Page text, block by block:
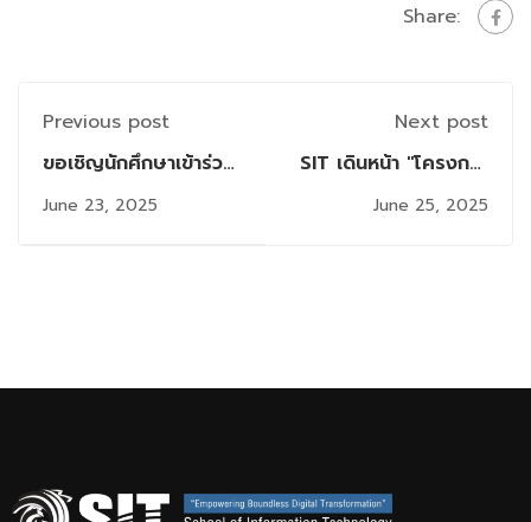
Share:
Previous post
ขอเชิญนักศึกษาเข้าร่วม
การแนะนำงานวิจัย
ระดับปริญญาโท
June 23, 2025
Next post
SIT เดินหน้า "โครงการ
ลดช่องว่างดิจิทัล" ที่
สุพรรณบุรี พัฒนาครู
June 25, 2025